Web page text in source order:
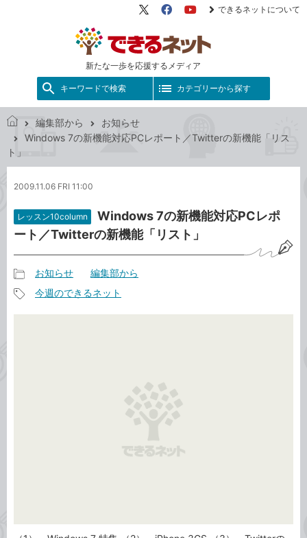
新たな一歩を応援するメディア
X（旧
FacebookYouTube
できるネットについて
キーワードで検索 カテゴリーから探す
で
ッ
編集部から
お知らせ
Windows 7の新機能対応PCレポート／Twitterの新機能「リス
ト」
2009.11.06 FRI 11:00
レッスン10column
Windows 7の新機能対応PCレポ
ート／Twitterの新機能「リスト」
事
カ
お知らせ 編集部から
今週のできるネット